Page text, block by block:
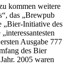
kommen weitere
das „Brewpub
„Bier-Initiative des
Ausgabe 777
des Bier
2005 waren